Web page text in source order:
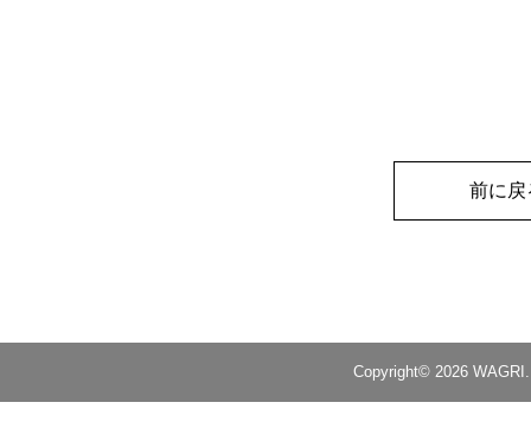
前に戻
Copyright© 2026